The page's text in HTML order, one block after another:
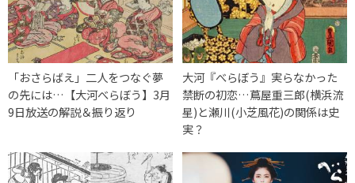
「おさらばえ」二人をつなぐ夢
の先には…【大河べらぼう】3月
9日放送の解説＆振り返り
大河『べらぼう』実らなかった
禁断の初恋…蔦屋重三郎(横浜流
星)と瀬川(小芝風花)の関係は史
実？